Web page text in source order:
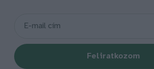
Feliratkozom